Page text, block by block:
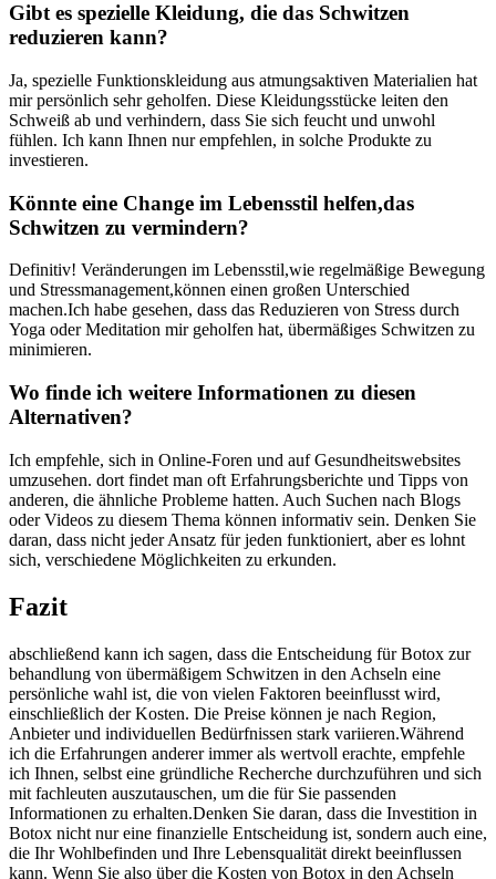
Gibt ‌es spezielle Kleidung, die das ⁣Schwitzen
reduzieren kann?
Ja, spezielle‍ Funktionskleidung⁢ aus atmungsaktiven Materialien⁣ hat
mir persönlich ⁣sehr geholfen. Diese Kleidungsstücke leiten den
Schweiß ab und verhindern, dass Sie sich​ feucht und unwohl
fühlen. Ich kann Ihnen nur empfehlen,⁣ in solche Produkte zu
investieren.
Könnte eine Change im‌ Lebensstil helfen,das
Schwitzen zu vermindern?
Definitiv! Veränderungen ⁢im Lebensstil,wie​ regelmäßige Bewegung
und Stressmanagement,können einen großen ‌Unterschied
machen.Ich habe gesehen, dass das Reduzieren von Stress durch
Yoga oder Meditation mir geholfen hat, übermäßiges Schwitzen zu
minimieren.
Wo finde ich ⁤weitere Informationen zu diesen
Alternativen?
Ich ⁣empfehle, sich in Online-Foren und auf Gesundheitswebsites
umzusehen. dort findet man oft Erfahrungsberichte ⁣und Tipps von
anderen, die ähnliche Probleme‍ hatten.⁤ Auch Suchen nach Blogs
oder Videos zu diesem Thema können informativ sein. Denken Sie
daran, dass nicht jeder Ansatz für jeden funktioniert, aber es lohnt
sich, verschiedene Möglichkeiten zu ‌erkunden.
Fazit
abschließend kann ich sagen, dass die Entscheidung für Botox zur
behandlung von ⁣übermäßigem Schwitzen⁤ in den ‌Achseln eine
persönliche wahl ist, die von vielen Faktoren beeinflusst wird,
einschließlich der Kosten. Die Preise ‌können je nach Region,
Anbieter und individuellen Bedürfnissen stark ‍variieren.Während
ich die Erfahrungen anderer immer als wertvoll erachte, ⁤empfehle
ich Ihnen, selbst eine‍ gründliche ⁢Recherche durchzuführen und sich‍
mit fachleuten auszutauschen, ‌um ⁤die‍ für ‍Sie passenden
Informationen zu erhalten.Denken Sie daran, dass die Investition in
Botox nicht nur ⁤eine ‍finanzielle Entscheidung ist, sondern auch eine,​
die Ihr Wohlbefinden und Ihre Lebensqualität direkt beeinflussen
kann. Wenn Sie also ‍über die Kosten von⁣ Botox in den Achseln